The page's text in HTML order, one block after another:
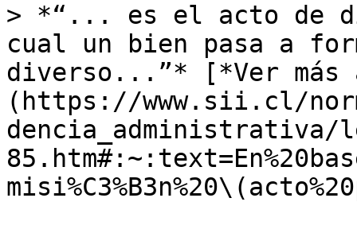
> *“... es el acto de
cual un bien pasa a
diverso...”* [*Ver más
(https://www.sii.cl/
dencia_administrativa/